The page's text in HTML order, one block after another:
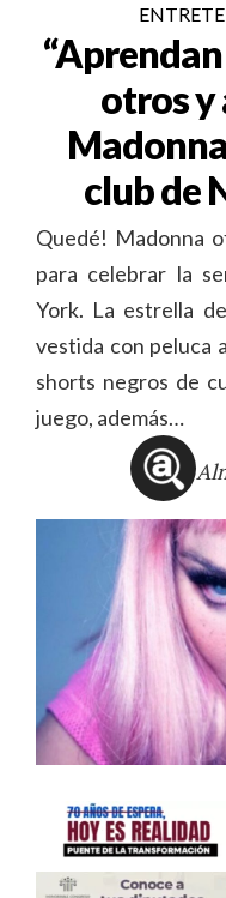
otros y
club de
Quedé! Madonna
para celebrar la
York. La estrella
vestida con peluca
shorts negros de
juego, además…